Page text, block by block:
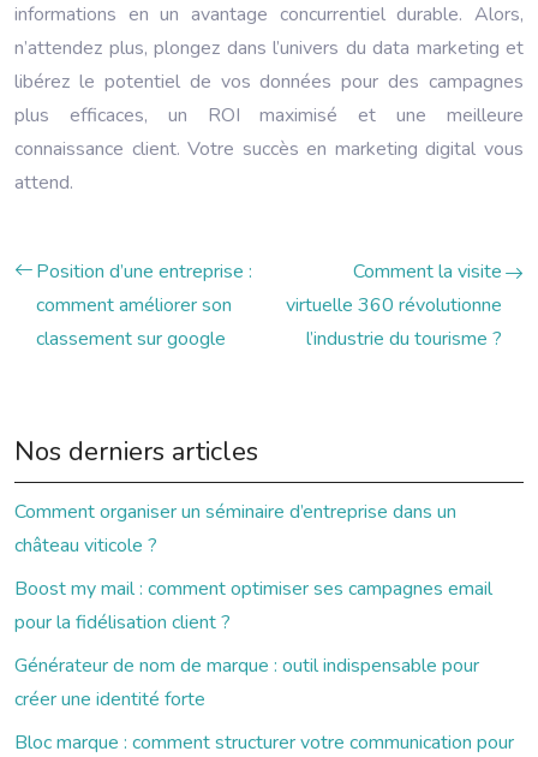
informations en un avantage concurrentiel durable. Alors,
n’attendez plus, plongez dans l’univers du data marketing et
libérez le potentiel de vos données pour des campagnes
plus efficaces, un ROI maximisé et une meilleure
connaissance client. Votre succès en marketing digital vous
attend.
Position d’une entreprise :
comment améliorer son
classement sur google
Comment la visite
virtuelle 360 révolutionne
l’industrie du tourisme ?
Nos derniers articles
Comment organiser un séminaire d’entreprise dans un
château viticole ?
Boost my mail : comment optimiser ses campagnes email
pour la fidélisation client ?
Générateur de nom de marque : outil indispensable pour
créer une identité forte
Bloc marque : comment structurer votre communication pour